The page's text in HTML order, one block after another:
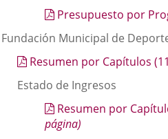
Presupuesto por
Municipal de
Resumen por Capítulos
Estado de Ingresos
Resumen por
página)